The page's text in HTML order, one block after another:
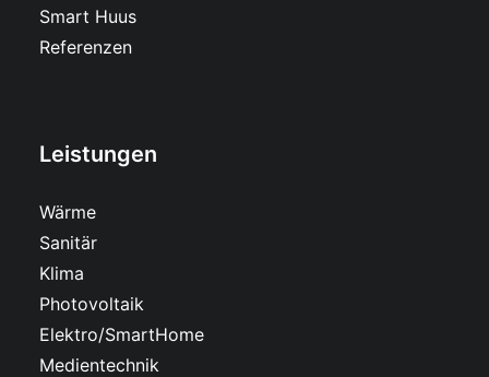
Smart Huus
Referenzen
Leistungen
Wärme
Sanitär
Klima
Photovoltaik
Elektro/SmartHome
Medientechnik